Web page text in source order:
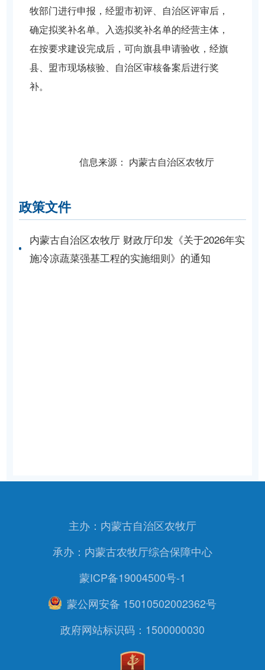
牧部门进行申报，经盟市初评、自治区评审后，
确定拟奖补名单。入选拟奖补名单的经营主体，
在按要求建设完成后，可向旗县申请验收，经旗
县、盟市现场核验、自治区审核备案后进行奖
补。
信息来源： 内蒙古自治区农牧厅
政策文件
内蒙古自治区农牧厅 财政厅印发《关于2026年实
施冷凉蔬菜强基工程的实施细则》的通知
主办：内蒙古自治区农牧厅
承办：内蒙古农牧厅综合保障中心
蒙ICP备19004500号-1
蒙公网安备 15010502002362号
政府网站标识码：1500000030